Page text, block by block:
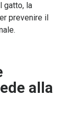
gatto, la
prevenire il
alla